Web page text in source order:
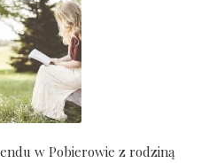
w Pobierowie z rodziną